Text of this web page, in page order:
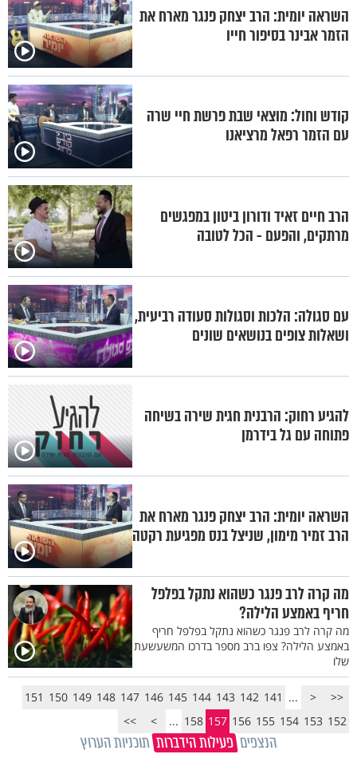
השראה יומית: הרב יצחק פנגר מארח את
הזמר אבינר בסיפור חייו
קודש וחול: מוצאי שבת פרשת חיי שרה
עם הזמר רפאל מרציאנו
הרב חיים זאיד ודורון ביטון במפגשים
מרתקים, והפעם - הכל לטובה
עם סגולה: הלכות וסגולות סעודה רביעית,
ושאלות צופים בנושאים שונים
להגיע רחוק: הרבנית חגית שירה בשיחה
פתוחה עם גל בידרמן
השראה יומית: הרב יצחק פנגר מארח את
הרב זמיר מימון, שניצל בנס מפגיעת רקטה
מה קרה לרב פנגר כשהוא נתקל בפלפל
חריף באמצע הלילה?
מה קרה לרב פנגר כשהוא נתקל בפלפל חריף
באמצע הלילה? צפו ברב מספר בדרכו המשעשעת
שלו
<<
<
...
141
142
143
144
145
146
147
148
149
150
151
152
153
154
155
156
157
158
...
>
>>
הנצפים פעילות הידברות תוכניות הערוץ